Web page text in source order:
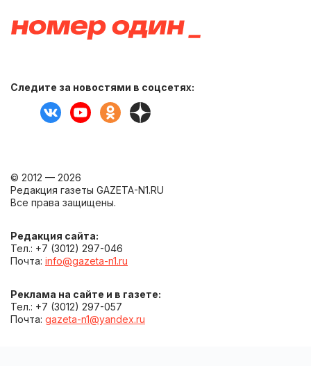
Следите за новостями в соцсетях:
© 2012 — 2026
Редакция газеты GAZETA-N1.RU
Все права защищены.
Редакция сайта:
Тел.: +7 (3012) 297-046
Почта: info@gazeta-n1.ru
Реклама на сайте и в газете:
Тел.: +7 (3012) 297-057
Почта: gazeta-n1@yandex.ru